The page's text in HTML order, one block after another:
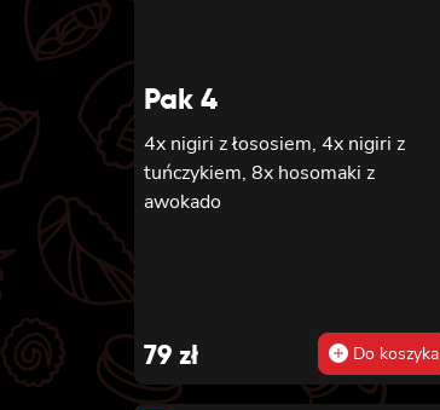
Pak 4
4x nigiri z łososiem, 4x nigiri z
tuńczykiem, 8x hosomaki z
awokado
79 zł Do koszyka